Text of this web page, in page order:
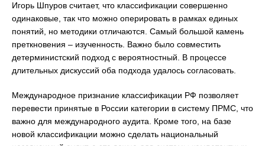
Игорь Шпуров считает, что классификации совершенно
одинаковые, так что можно оперировать в рамках единых
понятий, но методики отличаются. Самый большой камень
преткновения – изученность. Важно было совместить
детерминистский подход с вероятностный. В процессе
длительных дискуссий оба подхода удалось согласовать.
Международное признание классификации РФ позволяет
перевести принятые в России категории в систему ПРМС, что
важно для международного аудита. Кроме того, на базе
новой классификации можно сделать национальный